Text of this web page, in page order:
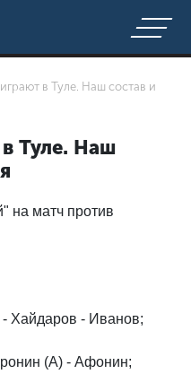
в Туле. Наш состав и
Туле. Наш
на матч против
- Хайдаров - Иванов;
(А) - Афонин;